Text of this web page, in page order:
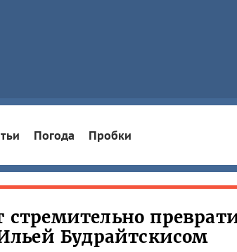
Погода Пробки
Будрайтскисом